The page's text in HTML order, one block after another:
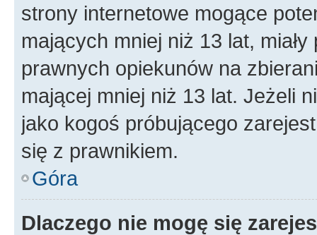
strony internetowe mogące
mających mniej niż 13 lat,
prawnych opiekunów na
mającej mniej niż 13 lat. Jeżeli
jako kogoś próbującego
się z prawnikiem.
Góra
Dlaczego nie mogę się